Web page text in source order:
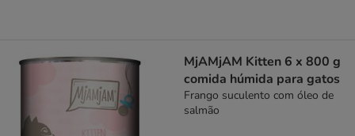
MjAMjAM Kitten 6 x 800 g
comida húmida para gatos
Frango suculento com óleo de
salmão